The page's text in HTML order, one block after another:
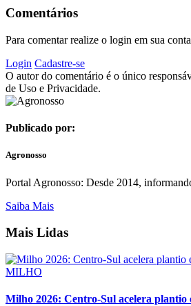
Comentários
Para comentar realize o login em sua
Login Cadastre-se
O autor do comentário é o único
de Uso e Privacidade.
Publicado por:
Agronosso
Portal Agronosso: Desde 2014,
Saiba Mais
Mais Lidas
MILHO
Milho 2026: Centro-Sul acelera plantio